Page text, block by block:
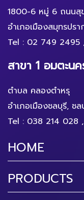
1800-6 หมู่ 6 ถนนสุ
อำเภอเมืองสมุทรปร
Tel : 02 749 2495
สาขา 1 อมตะน
ตำบล คลองตำหรุ
อำเภอเมืองชลบุรี, ช
Tel : 038 214 028 ,
HOME
PRODUCTS